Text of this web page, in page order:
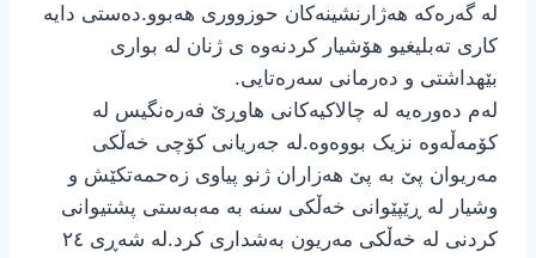
له گەرەکە هەژارنشینەکان حوزووری هەبوو.دەستی دایه
کاری تەبلیغیو هۆشیار کردنەوە ی ژنان لە بواری
بێهداشتی و دەرمانی سەرەتایی.
لەم دەورەیە له چالاکیەکانی هاوڕێ فەرەنگیس لە
کۆمەڵەوە نزیک بووەوە.له جەریانی کۆچی خەڵکی
مەریوان پێ به پێ هەزاران ژنو پیاوی زەحمەتکێش و
وشیار له ڕێپێوانی خەڵکی سنە بە مەبەستی پشتیوانی
کردنی له خەڵکی مەریون بەشداری کرد.لە شەڕی ٢٤